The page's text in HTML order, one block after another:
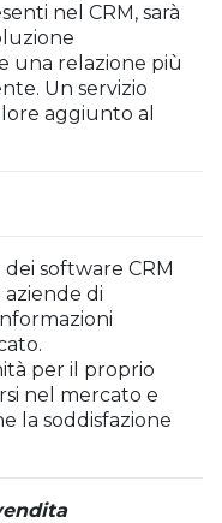
nel CRM, sarà
una relazione più
Un servizio
aggiunto al
software CRM
di
per il proprio
nel mercato e
la soddisfazione